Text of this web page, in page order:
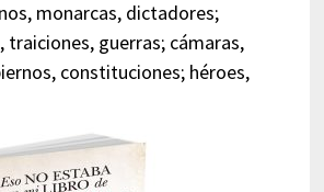
monarcas, dictadores;
traiciones, guerras; cámaras,
constituciones; héroes,